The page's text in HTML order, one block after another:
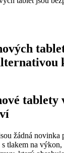
tablety
žádná novinka
tlakem na